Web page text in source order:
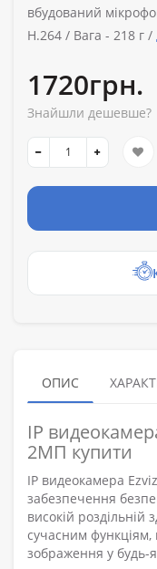
вбудований
H.264 / Вага - 218 г /
1720грн.
Знайшли дешевше?
ОПИС
IP
2МП купити
IP видеокамера
забезпечення
високій роздільній
сучасним функціям,
зображення у будь-